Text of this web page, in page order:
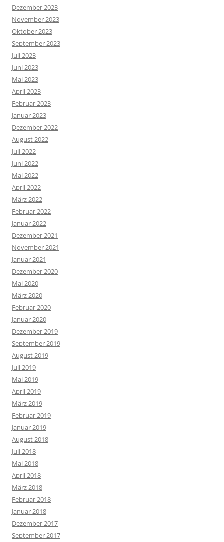
Dezember 2023
November 2023
Oktober 2023
September 2023
Juli 2023
Juni 2023
Mai 2023
April 2023
Februar 2023
Januar 2023
Dezember 2022
August 2022
Juli 2022
Juni 2022
Mai 2022
April 2022
März 2022
Februar 2022
Januar 2022
Dezember 2021
November 2021
Januar 2021
Dezember 2020
Mai 2020
März 2020
Februar 2020
Januar 2020
Dezember 2019
September 2019
August 2019
Juli 2019
Mai 2019
April 2019
März 2019
Februar 2019
Januar 2019
August 2018
Juli 2018
Mai 2018
April 2018
März 2018
Februar 2018
Januar 2018
Dezember 2017
September 2017